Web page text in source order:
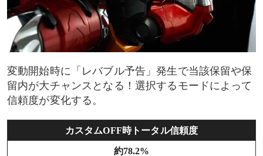
ミサトの部屋ステージ専用演出
学校ステージ専用演出
通常時リーチ後の予告
図柄送り予告
リーチ時ボイス
変動開始時に「レバブル予告」発生で当該保留や保
留内が大チャンスとなる！選択するモードによって
信頼度が変化する。
カスタムOFF時トータル信頼度
約78.2%